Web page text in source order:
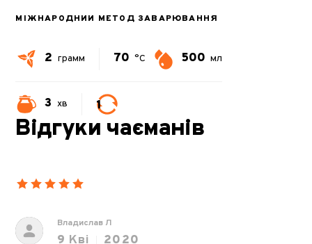
МІЖНАРОДНИЙ МЕТОД ЗАВАРЮВАННЯ
2 грамм 70 °C 500 мл
3 хв 1
Відгуки чаєманів
Владислав Л
9 Кві
2020